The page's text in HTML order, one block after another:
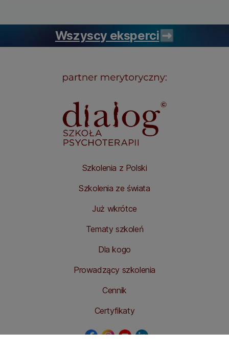
Wszyscy eksperci ➡️
Szkolenia z Polski
Szkolenia ze świata
Już wkrótce
Tematy szkoleń
Dla kogo
Prowadzący szkolenia
Cennik
Certyfikaty